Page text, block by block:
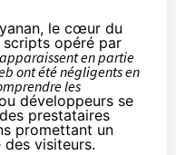
le cœur du
opéré par
en partie
ont été négligents en
les
développeurs se
prestataires
promettant un
visiteurs.